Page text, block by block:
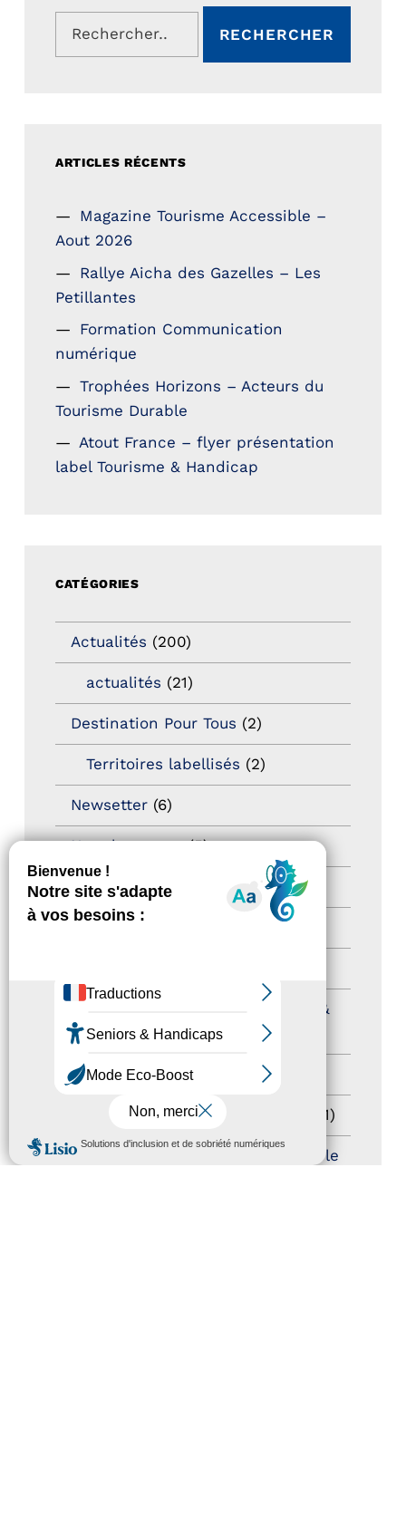
MENU
Rechercher :
ARTICLES RÉCENTS
Magazine Tourisme Accessible –
Aout 2026
Rallye Aicha des Gazelles – Les
Petillantes
Formation Communication
numérique
Trophées Horizons – Acteurs du
Tourisme Durable
Atout France – flyer présentation
label Tourisme & Handicap
CATÉGORIES
Actualités (200)
actualités (21)
Destination Pour Tous (2)
Territoires labellisés (2)
Newsetter(6)
Newsletter pro(5)
Nos Actions(112)
Journées nationales Tourisme &
Handicap(5)
Salons(11)
Sommet mondial du tourisme (1)
Trophées du tourisme accessible